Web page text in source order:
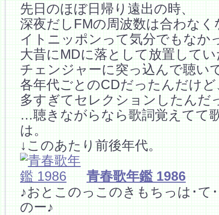
先日のほぼ日帰り遠出の時、
深夜だしFMの周波数は合わな
イトニッポンって気分でもなか
大昔にMDに落として放置して
チェンジャーに突っ込んで聴い
各年代ごとのCDだったんだけ
多すぎてセレクションしたんだ
…聴きながらなら歌詞覚えてて
は。
↓このあたり前後年代。
青春歌年鑑 1986
♪おとこのっこのきもちっは･
のー♪